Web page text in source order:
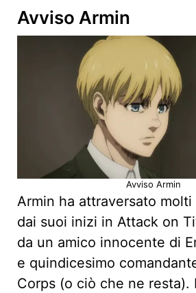
Avviso Armin
Avviso Armin
Armin ha attraversato molti
dai suoi inizi in Attack on
da un amico innocente di
e quindicesimo
Corps (o ciò che ne resta).